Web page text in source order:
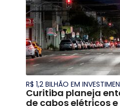
R$ 1,2 BILHÃO EM
Curitiba planeja
de cabos elétricos